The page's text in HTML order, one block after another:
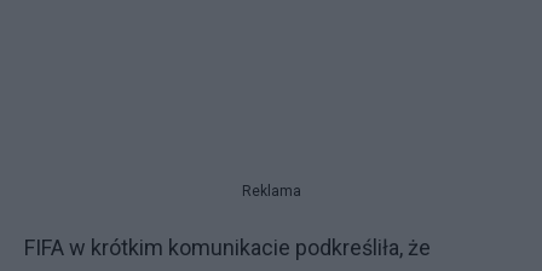
Reklama
FIFA w krótkim komunikacie podkreśliła, że